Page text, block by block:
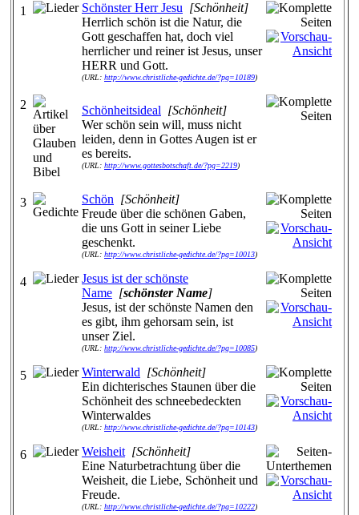
1 Schönster Herr Jesu [Schönheit]
Herrlich schön ist die Natur, die
Gott geschaffen hat, doch viel
herrlicher und reiner ist Jesus, unser
HERR und Gott.
(URL: http://www.christliche-gedichte.de/?pg=10189)
2 Schönheitsideal [Schönheit]
Wer schön sein will, muss nicht
leiden, denn in Gottes Augen ist er
es bereits.
(URL: http://www.gottesbotschaft.de/?pg=2219)
3 Schön [Schönheit]
Freude über die schönen Gaben,
die uns Gott in seiner Liebe
geschenkt.
(URL: http://www.christliche-gedichte.de/?pg=10013)
4
Jesus ist der schönste
Name [schönster Name]
Jesus, ist der schönste Namen den
es gibt, ihm gehorsam sein, ist
unser Ziel.
(URL: http://www.christliche-gedichte.de/?pg=10085)
5 Winterwald [Schönheit]
Ein dichterisches Staunen über die
Schönheit des schneebedeckten
Winterwaldes
(URL: http://www.christliche-gedichte.de/?pg=10143)
6 Weisheit [Schönheit]
Eine Naturbetrachtung über die
Weisheit, die Liebe, Schönheit und
Freude.
(URL: http://www.christliche-gedichte.de/?pg=10222)